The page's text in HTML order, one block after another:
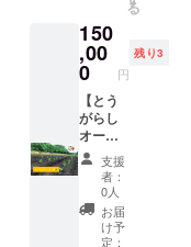
るのが
わかる
程度。
※但し、
生食限
定のと
うがら
しでは
乾燥保
存は不
可。
https://t
inyurl.c
om/3wk
jphpf ・
収穫し
ていた
だいた
後、ご
希望に
応じ
て、送
付する
【生食
限定】
そのま
まやピ
クルス
など 保
存方
法） 冷
蔵保
存：乾
燥しな
いよう
ちして
います🌶
🌶 詳
細） ｰ
2021年
9月を想
定 詳
細は生
育状況
を見
て、改
めて決
しょ
う。辛
いだけ
い、お
いしい
とうが
らしの
魅力を
伝えま
す！ オ
ンライ
ロー
フォ
フォ、
レモン
ドロッ
プ、パ
シー
ヤ、チ
レポブ
ラー
ノ、ト
ティー
どう
やって
食べた
らいい
のか分
からな
い方向
け！
フード
プラン
ナー中
山晴奈
さんに
る
150
,00
0 円
残り3
【とう
がらし
オー
ナー権
（10株
分）】
※3名限
定 来
年、あ
支援
者：
0人
お届
け予
定：